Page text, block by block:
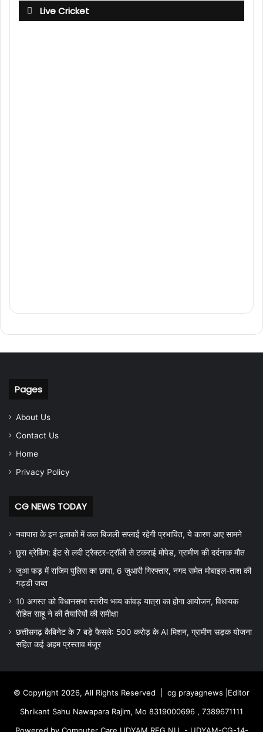
Live Cricket
Pages
About Us
Contact Us
Home
Privacy Policy
CG NEWS TODAY
नवापारा के इन इलाकों में कल बिजली सप्लाई रहेगी प्रभावित, ये कारण आए सामने
छुरा ब्रेकिंग: ईंट से लदी ट्रैक्टर-ट्रॉली से टकराई मोपेड, ग्रामीण की दर्दनाक मौत
जुआ फड़ में राजिम पुलिस का छापा, 6 जुआरी गिरफ्तार, नगद समेत मोबाइल-ताश की
गड्डी जब्त
10 अगस्त को विधानसभा स्तरीय भव्य कांवड़ यात्रा का होगा आयोजन, विधायक
रोहित साहू ने की तैयारियों की समीक्षा
छत्तीसगढ़ कैबिनेट के 7 बड़े फैसले: 500 करोड़ के AI मिशन, ग्रामीण सड़क योजना
सहित कई अहम प्रस्ताव मंजूर
© Copyright 2026, All Rights Reserved | cg prayagnews |Editor
Shrikant Sahu Nawapara Rajim, Mo 8319000696 , 7389671111